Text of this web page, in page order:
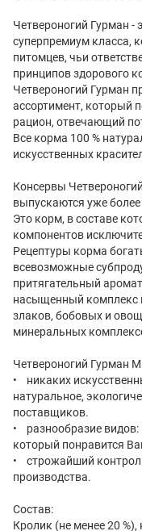
Четвероногий Гурман -
суперпремиум класса,
питомцев, чьи
принципов здорового
Четвероногий Гурман
ассортимент, который
рацион, отвечающий
Все корма 100 %
искусственных
Консервы
выпускаются уже более
Это корм, в составе
компонентов
Рецептуры корма
всевозможные
притягательный
насыщенный комплекс
злаков, бобовых и
минеральных
Четвероногий Гурман
• никаких
натуральное,
поставщиков.
• разнообразие
который понравится
• строжайший
производства.
Состав:
Кролик (не менее 20 %),